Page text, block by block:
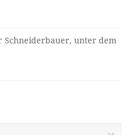
Schneiderbauer, unter dem